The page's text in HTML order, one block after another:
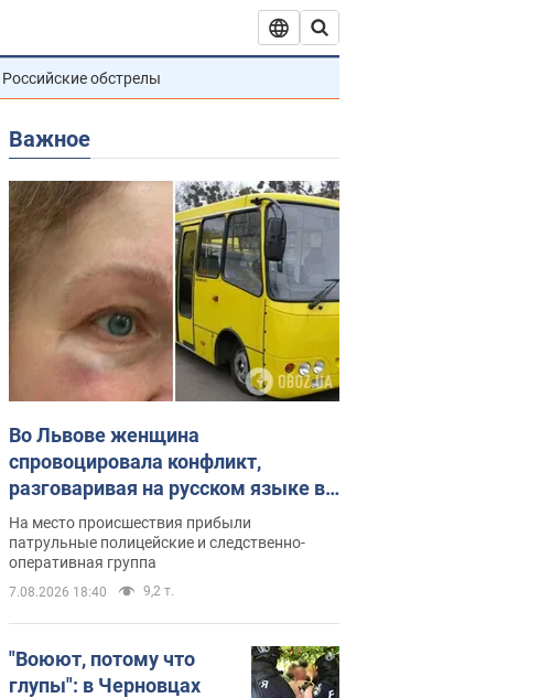
Российские обстрелы
Важное
Во Львове женщина
спровоцировала конфликт,
разговаривая на русском языке в
маршрутке: полиция составила
административный протокол.
Видео
На место происшествия прибыли
патрульные полицейские и следственно-
оперативная группа
7.08.2026 18:40 9,2 т.
"Воюют, потому что
глупы": в Черновцах